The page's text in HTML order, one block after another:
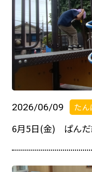
2026/06/09 た
6月5日(金) ぱん